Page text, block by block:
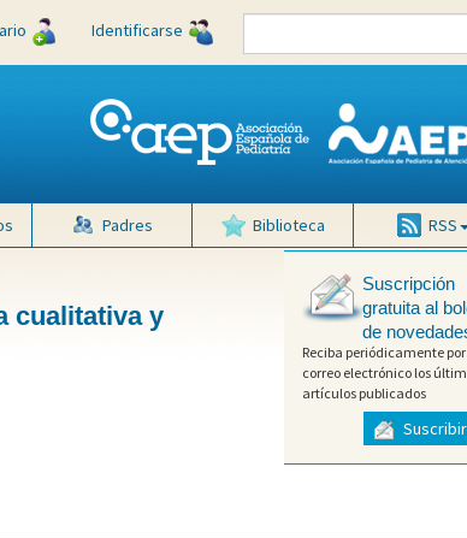
Identificarse
Padres Biblioteca RSS
cualitativa y
Suscripción
gratuita al
de
Reciba periódicamente por
correo electrónico los
artículos publicados